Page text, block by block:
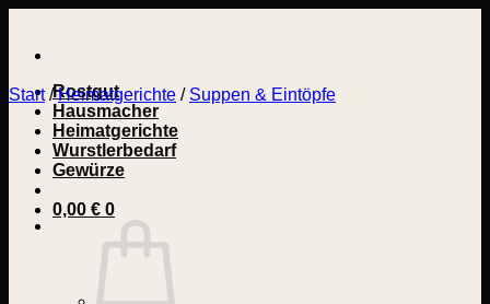
springen
Rostgut
Hausmacher
Heimatgerichte
Wurstlerbedarf
Gewürze
0,00 € 0
Start / Heimatgerichte / Suppen & Eintöpfe